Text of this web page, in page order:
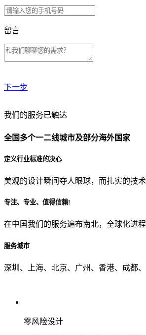
留言
下一步
贵公司预算范围是？
贵公司的团队规模是？
从哪里了解到我们？
我们的服务已触达
全国多个一二线城市及部分海外国家
定义行业标准的决心
美观的设计瞬间夺人眼球，而扎实的技
专注、专业、值得信赖!
在中国我们的服务遍布南北，全球化进
服务城市
深圳、上海、北京、广州、香港、成都
零风险设计